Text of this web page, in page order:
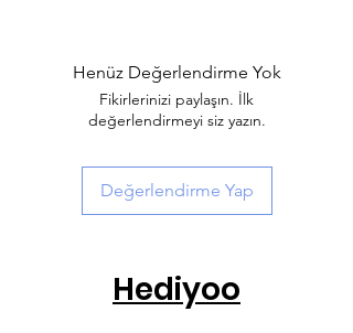
istemiyorsanız sipariş notuna
numara ve isim istemiyorum
yazmalısınız.
Henüz Değerlendirme Yok
Fikirlerinizi paylaşın. İlk
değerlendirmeyi siz yazın.
Değerlendirme Yap
Hediyoo